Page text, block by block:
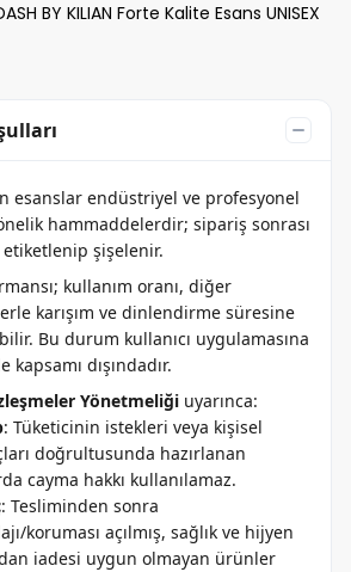
BY KILIAN Forte Kalite Esans UNISEX
esanslar endüstriyel ve profesyonel
hammaddelerdir; sipariş sonrası
etiketlenip şişelenir.
kullanım oranı, diğer
karışım ve dinlendirme süresine
Bu durum kullanıcı uygulamasına
kapsamı dışındadır.
Yönetmeliği uyarınca:
: Tüketicinin istekleri veya kişisel
doğrultusunda hazırlanan
cayma hakkı kullanılamaz.
: Tesliminden sonra
koruması açılmış, sağlık ve hijyen
iadesi uygun olmayan ürünler